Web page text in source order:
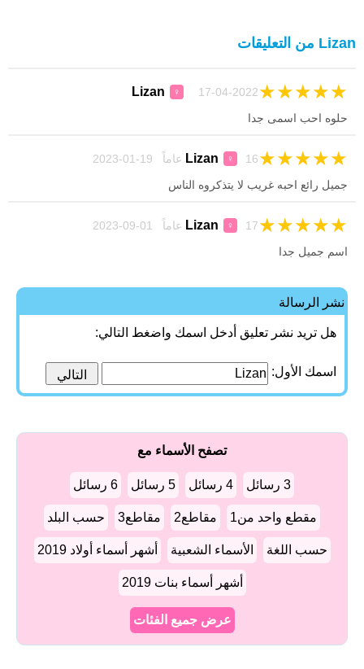
Lizan من التعليقات
Lizan ♀ 17-04-2022 ★
★
★
★
★
حلوە احب اسمی جدا
Lizan ♀ 16 عاماً 19-01-2023 ★
★
★
★
★
جميل رائع احبه غريب لا يتذكروه الناس
Lizan ♀ 17 عاماً 01-09-2023 ★
★
★
★
★
اسم جميل جدا
نشر الرسالة
هل تريد نشر تعليق أدخل اسمك واضغط التالي:
اسمك الأول:
تصفح الأسماء مع
3 رسائل 4 رسائل 5 رسائل 6 رسائل
مقطع واحد من1 مقاطع2 مقاطع3 حسب البلد
حسب اللغة الأسماء الشعبية أشهر أسماء أولاد 2019
أشهر أسماء بنات 2019
عرض جميع الفئات